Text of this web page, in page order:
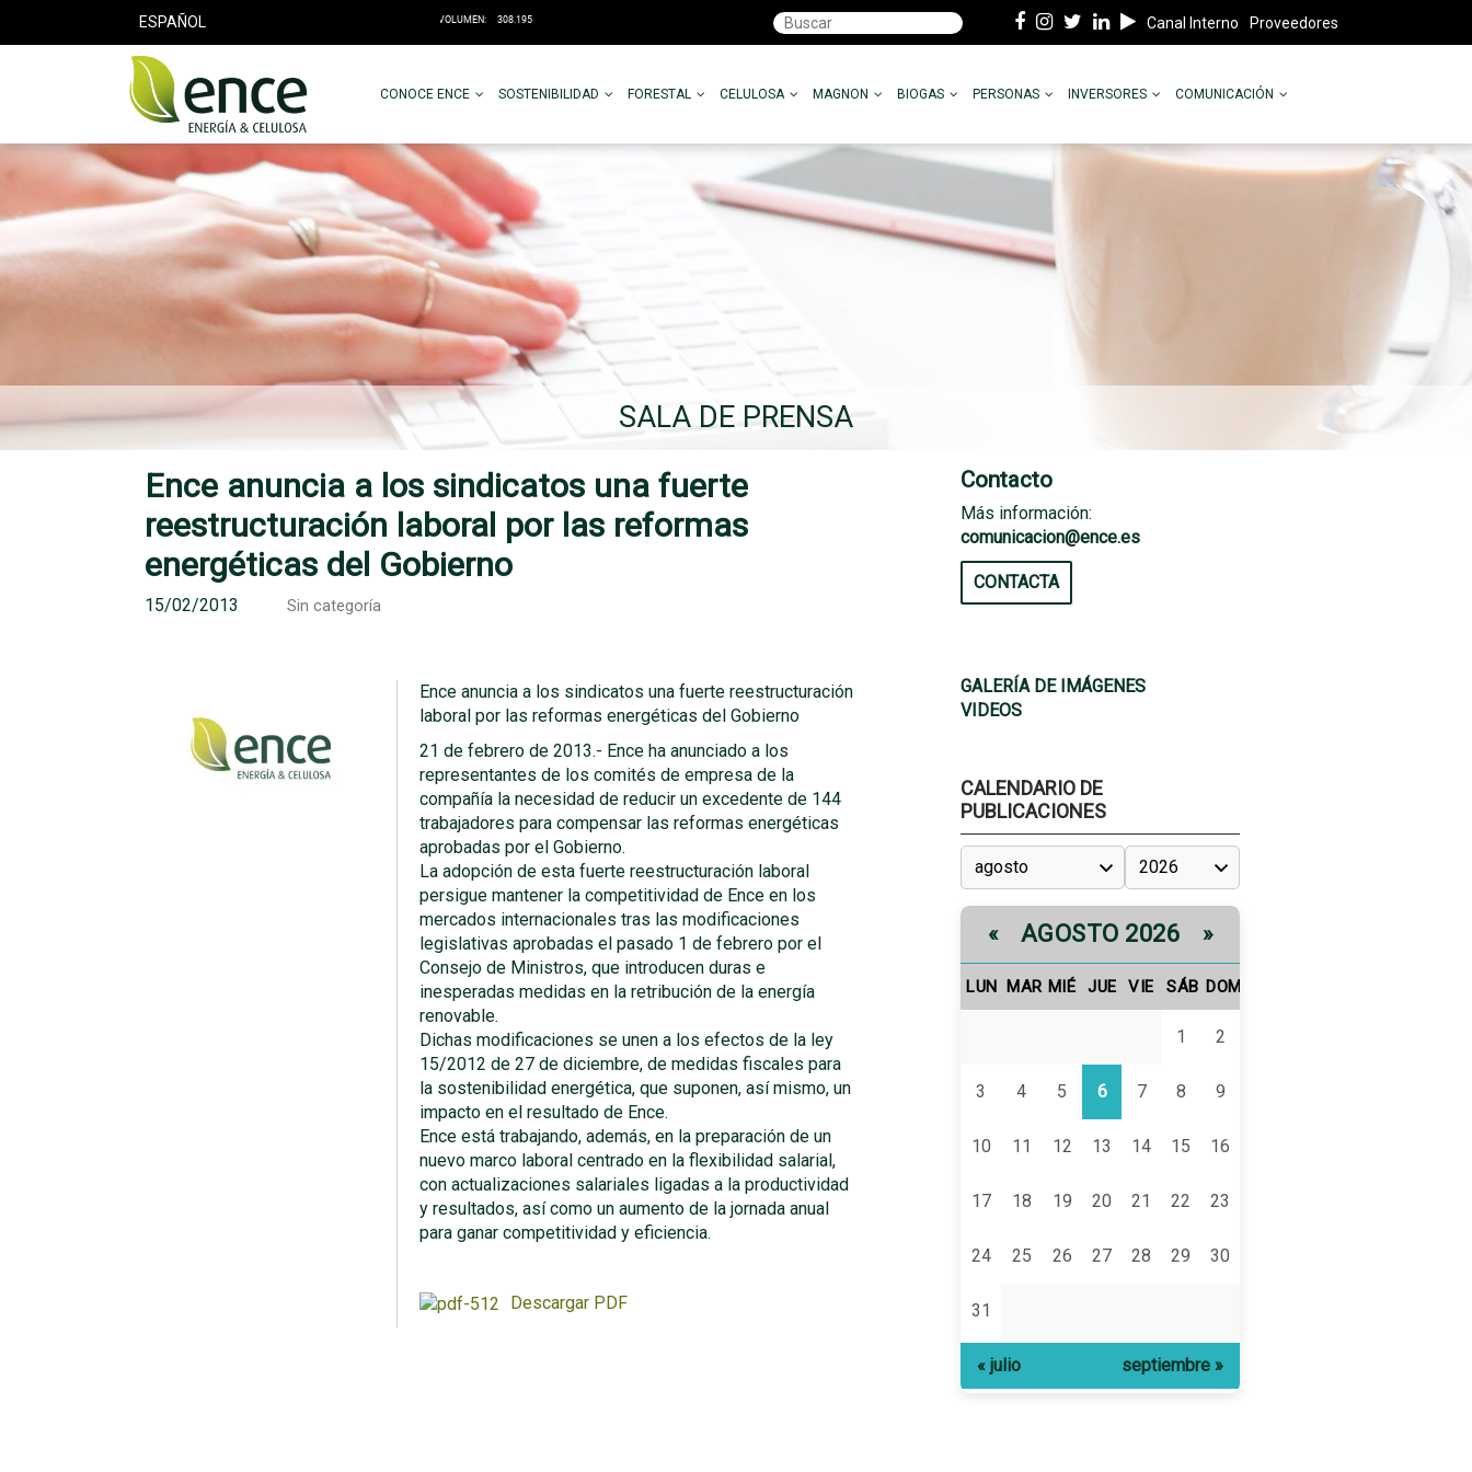
ESPAÑOL Canal Interno Proveedores
CONOCE ENCE SOSTENIBILIDAD FORESTAL CELULOSA MAGNON BIOGAS PERSONAS INVERSORES COMUNICACIÓN
SALA DE PRENSA
Ence anuncia a los sindicatos una fuerte
reestructuración laboral por las reformas
energéticas del Gobierno
15/02/2013 Sin categoría
Ence anuncia a los sindicatos una fuerte reestructuración
laboral por las reformas energéticas del Gobierno
21 de febrero de 2013.- Ence ha anunciado a los
representantes de los comités de empresa de la
compañía la necesidad de reducir un excedente de 144
trabajadores para compensar las reformas energéticas
aprobadas por el Gobierno.
La adopción de esta fuerte reestructuración laboral
persigue mantener la competitividad de Ence en los
mercados internacionales tras las modificaciones
legislativas aprobadas el pasado 1 de febrero por el
Consejo de Ministros, que introducen duras e
inesperadas medidas en la retribución de la energía
renovable.
Dichas modificaciones se unen a los efectos de la ley
15/2012 de 27 de diciembre, de medidas fiscales para
la sostenibilidad energética, que suponen, así mismo, un
impacto en el resultado de Ence.
Ence está trabajando, además, en la preparación de un
nuevo marco laboral centrado en la flexibilidad salarial,
con actualizaciones salariales ligadas a la productividad
y resultados, así como un aumento de la jornada anual
para ganar competitividad y eficiencia.
Descargar PDF
Contacto
Más información:
comunicacion@ence.es
CONTACTA
GALERÍA DE IMÁGENES
VIDEOS
CALENDARIO DE
PUBLICACIONES
« AGOSTO 2026 »
LUN MAR MIÉ JUE VIE SÁB DOM
1 2
3 4 5 6 7 8 9
10 11 12 13 14 15 16
17 18 19 20 21 22 23
24 25 26 27 28 29 30
31
« julio septiembre »